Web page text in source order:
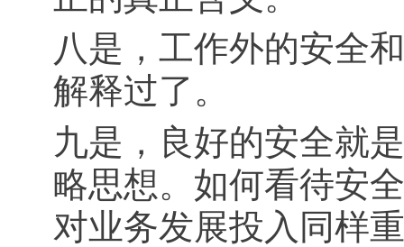
八是，工作外的安全
解释过了。
九是，良好的安全就
略思想。如何看待安
对业务发展投入同样